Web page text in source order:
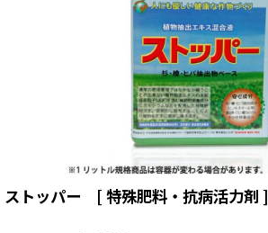
ストッパー [ 特殊肥料・抗病活力剤 ]